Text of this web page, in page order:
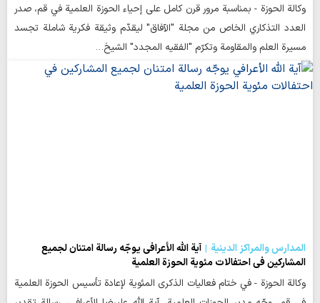
وكالة الحوزة - بمناسبة مرور قرن كامل على إحياء الحوزة العلمية في قم، صدر
العدد التذكاري الخاص من مجلة "الآفاق" ليقدّم وثيقة فكرية شاملة تجسد
مسيرة العلم والمقاومة وتكرّم "الفقيه المجدد" الشيخ…
المدارس والمراكز الدينية
آية الله الأعرافي يوجّه رسالة امتنان لجميع
المشاركين في احتفالات مئوية الحوزة العلمية
وكالة الحوزة - في ختام فعاليات الذكرى المئوية لإعادة تأسيس الحوزة العلمية